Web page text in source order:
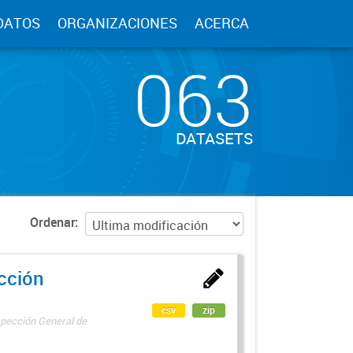
ORGANIZACIONES ACERCA
063
DATASETS
Ordenar
General de
csv zip